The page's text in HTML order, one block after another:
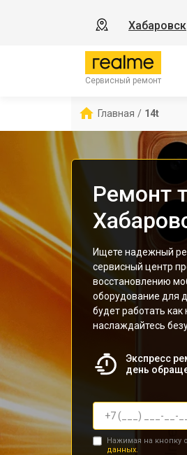
Хабаровск
Сервисный ремонт
Главная / 14t
Ремонт
Ищете надежный
сервисный центр
восстановлению
оборудование для
будет работать
наслаждайтесь
Экспресс
день
Нажимая на кнопку
данных.